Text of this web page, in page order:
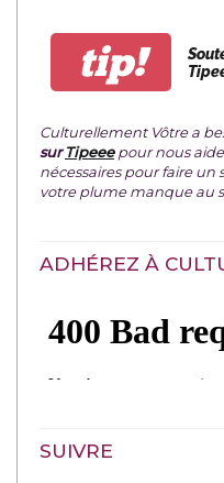
tip!
Culturellement Vôtre a
surTipeeepour nous
nécessaires pour faire un
votre plume manque au
ADHÉREZ À
SUIVRE